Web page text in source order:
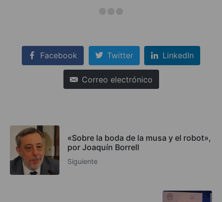
Facebook Twitter LinkedIn
Correo electrónico
«Sobre la boda de la musa y el robot»,
por Joaquín Borrell
Siguiente